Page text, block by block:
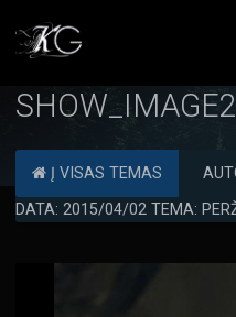
SHOW_IMAGE2
Į VISAS TEMAS
DATA: 2015/04/02 TEMA: